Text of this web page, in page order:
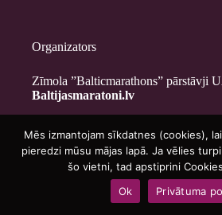
Organizators
Zīmola ”Balticmarathons” pārstāvji
Baltijasmaratoni.lv
Kontakti
Par mums
Brīvprātīgajiem
Privātuma politika
Copyright © 2026 -
Mēs izmantojam sīkdatnes (cookies),
pieredzi mūsu mājas lapā. Ja vēlies
šo vietni, tad apstiprini
Ok
Privātuma